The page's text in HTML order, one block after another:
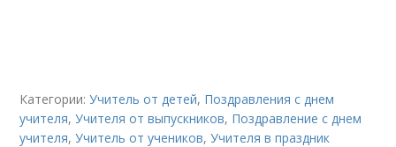
Категории:Учитель от детей, Поздравления с днем
учителя,Учителя от выпускников, Поздравление с днем
учителя,Учитель от учеников,Учителя в праздник